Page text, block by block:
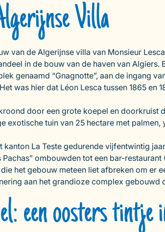
Villa
van de Algerijnse villa van Monsieur
in de bouw van de haven van
genaamd “Gnagnotte”, aan de ingang
Het was hier dat Léon Lesca tussen 1865 en
door een grote koepel en
exotische tuin van 25 hectare met
kanton La Teste gedurende vijfentwintig
ombouwden tot een bar-
het gebouw meteen liet afbreken om er
aan het grandioze complex gebouwd
een oosters